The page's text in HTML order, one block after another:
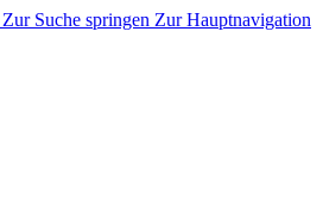
Zur Suche springen Zur Hauptnavigation